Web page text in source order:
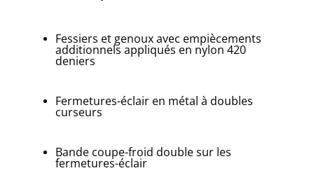
Fessiers et genoux avec empiècements
additionnels appliqués en nylon 420
deniers
Fermetures-éclair en métal à doubles
curseurs
Bande coupe-froid double sur les
fermetures-éclair